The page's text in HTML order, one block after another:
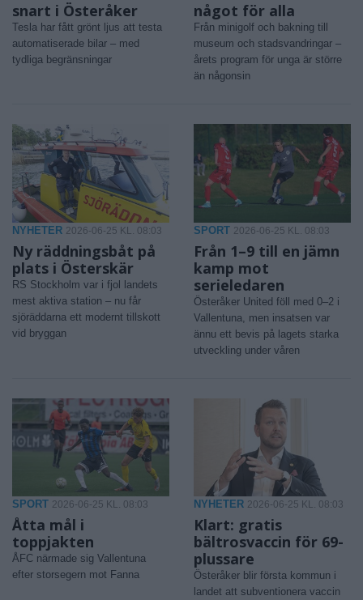
snart i Österåker
Tesla har fått grönt ljus att testa
automatiserade bilar – med
tydliga begränsningar
något för alla
Från minigolf och bakning till
museum och stadsvandringar –
årets program för unga är större
än någonsin
NYHETER 2026-06-25 KL. 08:03
Ny räddningsbåt på
plats i Österskär
RS Stockholm var i fjol landets
mest aktiva station – nu får
sjöräddarna ett modernt tillskott
vid bryggan
SPORT 2026-06-25 KL. 08:03
Från 1–9 till en jämn
kamp mot
serieledaren
Österåker United föll med 0–2 i
Vallentuna, men insatsen var
ännu ett bevis på lagets starka
utveckling under våren
SPORT 2026-06-25 KL. 08:03
Åtta mål i
toppjakten
ÅFC närmade sig Vallentuna
efter storsegern mot Fanna
NYHETER 2026-06-25 KL. 08:03
Klart: gratis
bältrosvaccin för 69-
plussare
Österåker blir första kommun i
landet att subventionera vaccin